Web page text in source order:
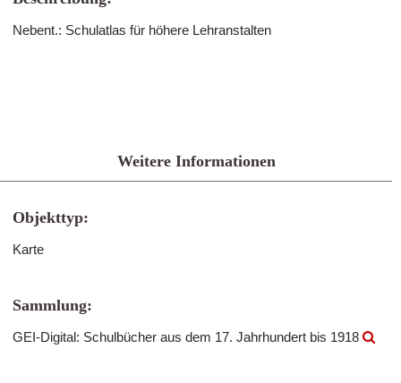
Nebent.: Schulatlas für höhere Lehranstalten
Weitere Informationen
Objekttyp:
Karte
Sammlung:
GEI-Digital: Schulbücher aus dem 17. Jahrhundert bis 1918